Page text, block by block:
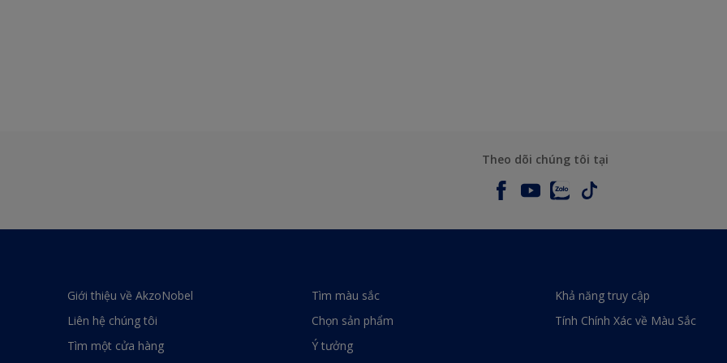
Theo dõi chúng tôi tại
Giới thiệu về AkzoNobel
Liên hệ chúng tôi
Tìm một cửa hàng
Tìm màu sắc
Chọn sản phẩm
Ý tưởng
Khả năng truy cập
Tính Chính Xác về Màu Sắc